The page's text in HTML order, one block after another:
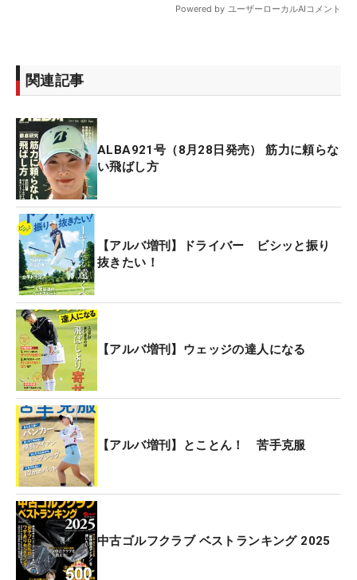
関連記事
ALBA921号（8月28日発売） 筋力に頼らな
い飛ばし方
【アルバ増刊】ドライバー ビシッと振り
抜きたい！
【アルバ増刊】ウェッジの達人になる
【アルバ増刊】とことん！ 苦手克服
中古ゴルフクラブ ベストランキング 2025